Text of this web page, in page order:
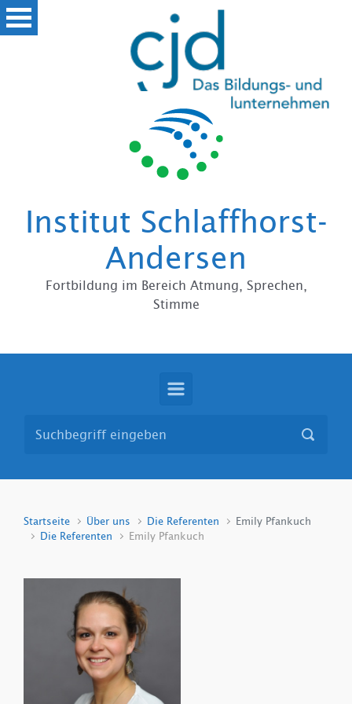
Institut Schlaffhorst-
Andersen
Fortbildung im Bereich Atmung, Sprechen,
Stimme
Startseite Über uns Die Referenten
Emily Pfankuch
Die Referenten
Emily Pfankuch